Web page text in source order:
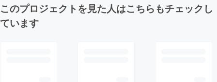
このプロジェクトを見た人はこちらもチェックし
ています